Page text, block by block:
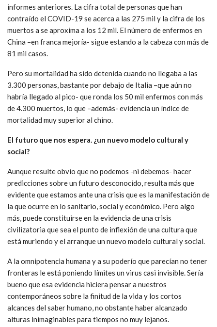
informes anteriores. La cifra total de personas que han
contraído el COVID-19 se acerca a las 275 mil y la cifra de los
muertos a se aproxima a los 12 mil. El número de enfermos en
China –en franca mejoría- sigue estando a la cabeza con más de
81 mil casos.
Pero su mortalidad ha sido detenida cuando no llegaba a las
3.300 personas, bastante por debajo de Italia –que aún no
habría llegado al pico- que ronda los 50 mil enfermos con más
de 4.300 muertos, lo que –además- evidencia un índice de
mortalidad muy superior al chino.
El futuro que nos espera. ¿un nuevo modelo cultural y
social?
Aunque resulte obvio que no podemos -ni debemos- hacer
predicciones sobre un futuro desconocido, resulta más que
evidente que estamos ante una crisis que es la manifestación de
la que ocurre en lo sanitario, social y económico. Pero algo
más, puede constituirse en la evidencia de una crisis
civilizatoria que sea el punto de inflexión de una cultura que
está muriendo y el arranque un nuevo modelo cultural y social.
A la omnipotencia humana y a su poderío que parecían no tener
fronteras le está poniendo límites un virus casi invisible. Sería
bueno que esa evidencia hiciera pensar a nuestros
contemporáneos sobre la finitud de la vida y los cortos
alcances del saber humano, no obstante haber alcanzado
alturas inimaginables para tiempos no muy lejanos.